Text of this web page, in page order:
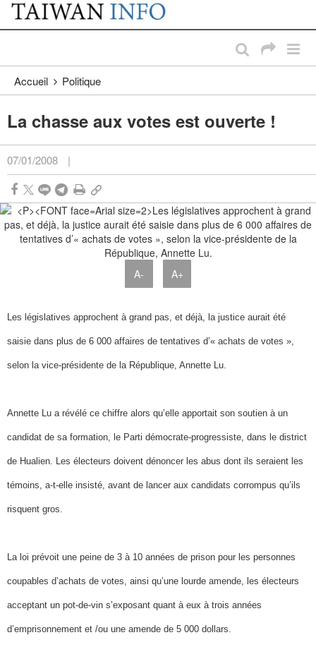
Passer au contenu principal
:::
Accueil Politique
La chasse aux votes est ouverte !
07/01/2008 |
A- A+
Les législatives approchent à grand pas, et déjà, la justice aurait été
saisie dans plus de 6 000 affaires de tentatives d’« achats de votes »,
selon la vice-présidente de la République, Annette Lu.
Annette Lu a révélé ce chiffre alors qu’elle apportait son soutien à un
candidat de sa formation, le Parti démocrate-progressiste, dans le district
de Hualien. Les électeurs doivent dénoncer les abus dont ils seraient les
témoins, a-t-elle insisté, avant de lancer aux candidats corrompus qu’ils
risquent gros.
La loi prévoit une peine de 3 à 10 années de prison pour les personnes
coupables d’achats de votes, ainsi qu’une lourde amende, les électeurs
acceptant un pot-de-vin s’exposant quant à eux à trois années
d’emprisonnement et /ou une amende de 5 000 dollars.